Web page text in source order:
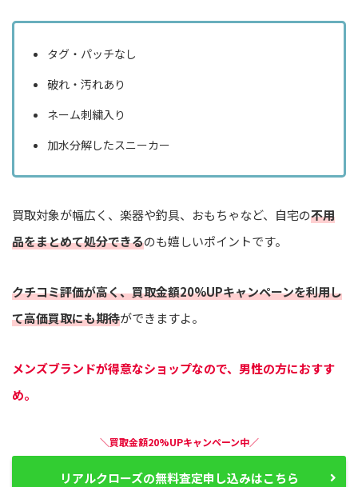
タグ・パッチなし
破れ・汚れあり
ネーム刺繍入り
加水分解したスニーカー
買取対象が幅広く、楽器や釣具、おもちゃなど、自宅の不用
品をまとめて処分できるのも嬉しいポイントです。
クチコミ評価が高く、買取金額20%UPキャンペーンを利用し
て高価買取にも期待ができますよ。
メンズブランドが得意なショップなので、男性の方におすす
め。
＼買取金額20%UPキャンペーン中／
リアルクローズの無料査定申し込みはこちら